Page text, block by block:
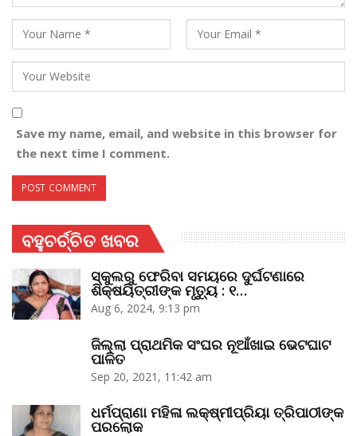
Save my name, email, and website in this browser for
the next time I comment.
ବହୁଚର୍ଚ୍ଚିତ ଖବର
ସ୍କୁଲରୁ ଫେରିବା ସମୟରେ ଦୁର୍ଘଟଣାରେ
ଶିକ୍ଷୟିତ୍ରୀଙ୍କ ମୃତ୍ୟୁ : ୧…
Aug 6, 2024, 9:13 pm
ଜିଲ୍ଲା ପ୍ରାଥମିକ ସଂଘର ନୂଆଁଖାଇ ଭେଟଘାଟ
ପାଳିତ
Sep 20, 2021, 11:42 am
ଧର୍ମପ୍ରାଣା ମହିଳା ଲକ୍ଷ୍ମୀପ୍ରିୟା ତ୍ରିପାଠୀଙ୍କ
ପରଲୋକ